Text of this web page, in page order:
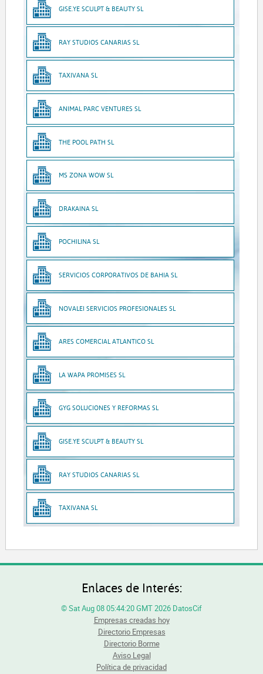
GISE.YE SCULPT & BEAUTY SL
RAY STUDIOS CANARIAS SL
TAXIVANA SL
ANIMAL PARC VENTURES SL
THE POOL PATH SL
MS ZONA WOW SL
DRAKAINA SL
POCHILINA SL
SERVICIOS CORPORATIVOS DE BAHIA SL
NOVALEI SERVICIOS PROFESIONALES SL
ARES COMERCIAL ATLANTICO SL
LA WAPA PROMISES SL
GYG SOLUCIONES Y REFORMAS SL
GISE.YE SCULPT & BEAUTY SL
RAY STUDIOS CANARIAS SL
TAXIVANA SL
Enlaces de Interés:
© Sat Aug 08 05:44:20 GMT 2026 DatosCif
Empresas creadas hoy
Directorio Empresas
Directorio Borme
Aviso Legal
Política de privacidad